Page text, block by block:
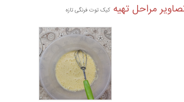
مراحل تهیه کیک توت فرنگی تازه